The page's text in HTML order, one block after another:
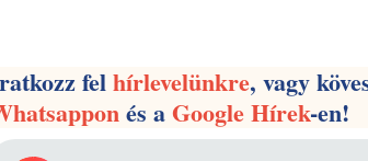
felhírlevelünkre, vagy
és aGoogle Hírek-en!